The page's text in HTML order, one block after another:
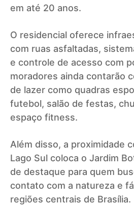
em até 20 anos.
O residencial oferece
com ruas asfaltadas,
e controle de acesso com
moradores ainda contarão
de lazer como quadras
futebol, salão de festas,
espaço fitness.
Além disso, a proximidade
Lago Sul coloca o Jardim
de destaque para quem
contato com a natureza e
regiões centrais de Brasília.